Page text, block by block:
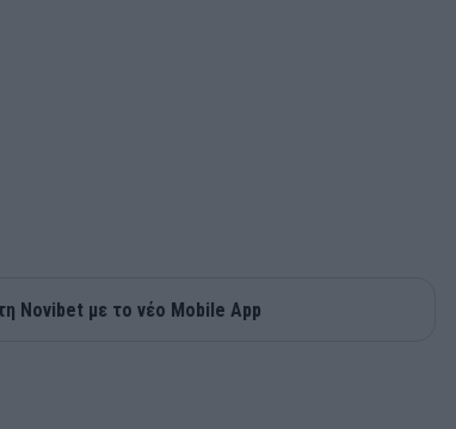
Novibet με το νέο Mobile App